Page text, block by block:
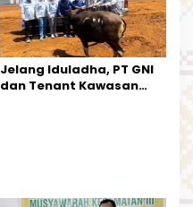
Jelang Iduladha, PT GNI
dan Tenant Kawasan